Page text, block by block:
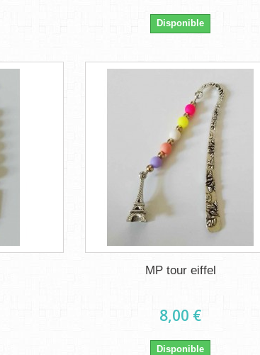
Disponible
MP tour eiffel
8,00 €
Disponible